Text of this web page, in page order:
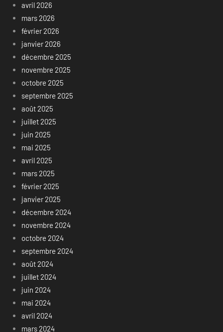
avril 2026
mars 2026
février 2026
janvier 2026
décembre 2025
novembre 2025
octobre 2025
septembre 2025
août 2025
juillet 2025
juin 2025
mai 2025
avril 2025
mars 2025
février 2025
janvier 2025
décembre 2024
novembre 2024
octobre 2024
septembre 2024
août 2024
juillet 2024
juin 2024
mai 2024
avril 2024
mars 2024